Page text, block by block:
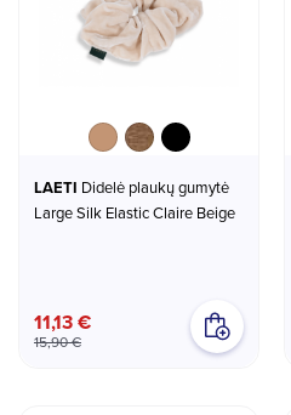
BeigeBrownBlack
LAETI
Large Silk Elastic Claire Beige
11,13 €
15,90 €